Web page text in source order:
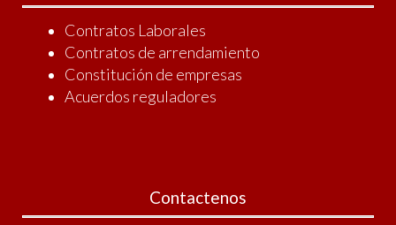
Contratos Laborales
Contratos de arrendamiento
Constitución de empresas
Acuerdos reguladores
Contactenos